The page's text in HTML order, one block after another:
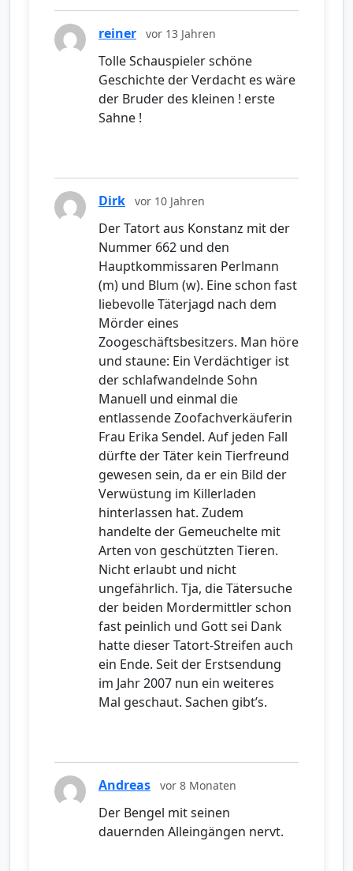
reiner vor 13 Jahren
Tolle Schauspieler schöne
Geschichte der Verdacht es wäre
der Bruder des kleinen ! erste
Sahne !
Dirk vor 10 Jahren
Der Tatort aus Konstanz mit der
Nummer 662 und den
Hauptkommissaren Perlmann
(m) und Blum (w). Eine schon fast
liebevolle Täterjagd nach dem
Mörder eines
Zoogeschäftsbesitzers. Man höre
und staune: Ein Verdächtiger ist
der schlafwandelnde Sohn
Manuell und einmal die
entlassende Zoofachverkäuferin
Frau Erika Sendel. Auf jeden Fall
dürfte der Täter kein Tierfreund
gewesen sein, da er ein Bild der
Verwüstung im Killerladen
hinterlassen hat. Zudem
handelte der Gemeuchelte mit
Arten von geschützten Tieren.
Nicht erlaubt und nicht
ungefährlich. Tja, die Tätersuche
der beiden Mordermittler schon
fast peinlich und Gott sei Dank
hatte dieser Tatort-Streifen auch
ein Ende. Seit der Erstsendung
im Jahr 2007 nun ein weiteres
Mal geschaut. Sachen gibt’s.
Andreas vor 8 Monaten
Der Bengel mit seinen
dauernden Alleingängen nervt.